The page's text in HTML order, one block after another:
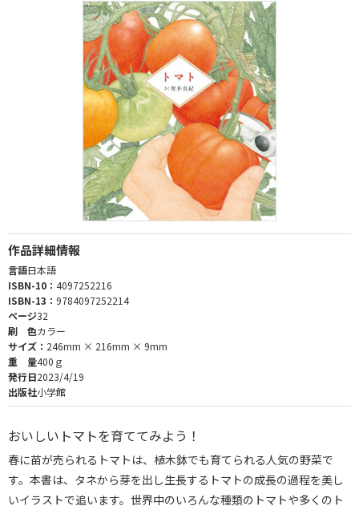
作品詳細情報
言語日本語
ISBN-10： 4097252216
ISBN-13： 9784097252214
ページ32
刷 色カラー
サイズ： 246mm × 216mm × 9mm
重 量400ｇ
発行日2023/4/19
出版社小学館
おいしいトマトを育ててみよう！
春に苗が売られるトマトは、植木鉢でも育てられる人気の野菜で
す。本書は、タネから芽を出し生長するトマトの成長の過程を美し
いイラストで追います。世界中のいろんな種類のトマトや多くのト